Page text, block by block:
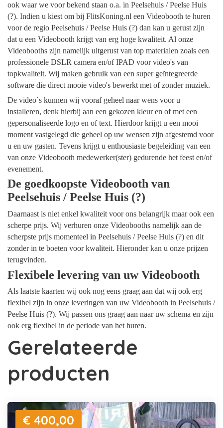
ook waar we voor bekend staan o.a. in Peelsehuis / Peelse Huis
(?). Indien u kiest om bij FlitsKoning.nl een Videobooth te huren
voor de regio Peelsehuis / Peelse Huis (?) dan kan u gerust zijn
dat u een Videobooth krijgt van erg hoge kwaliteit. Al onze
Videobooths zijn namelijk uitgerust van top materialen zoals een
professionele DSLR camera en/of IPAD voor video's van
topkwaliteit. Wij maken gebruik van een super geïntegreerde
software die direct mooie video's bewerkt met of zonder muziek.
De video´s kunnen wij vooraf geheel naar wens voor u
installeren, denk hierbij aan een gekozen kleur en of met een
gepersonaliseerde logo en of text. Hierdoor krijgt u een mooi
moment vastgelegd die geheel op uw wensen zijn afgestemd voor
u en uw gasten. Tevens krijgt u enthousiaste begeleiding van een
van onze Videobooth medewerker(ster) gedurende het feest en/of
evenement.
De goedkoopste Videobooth van
Peelsehuis / Peelse Huis (?)
Daarnaast is niet enkel kwaliteit voor ons belangrijk maar ook een
scherpe prijs. Wij verhuren onze Videobooths namelijk aan de
scherpste prijs momenteel in Peelsehuis / Peelse Huis (?) en dit
zonder in te boeten voor kwaliteit. Hieronder kan u onze prijzen
terugvinden.
Flexibele levering van uw Videobooth
Als laatste kaarten wij ook nog eens graag aan dat wij ook erg
flexibel zijn in onze leveringen van uw Videobooth in Peelsehuis /
Peelse Huis (?). Wij passen ons graag aan naar uw schema en zijn
ook erg flexibel in de periode van het huren.
Gerelateerde
producten
€ 400,00